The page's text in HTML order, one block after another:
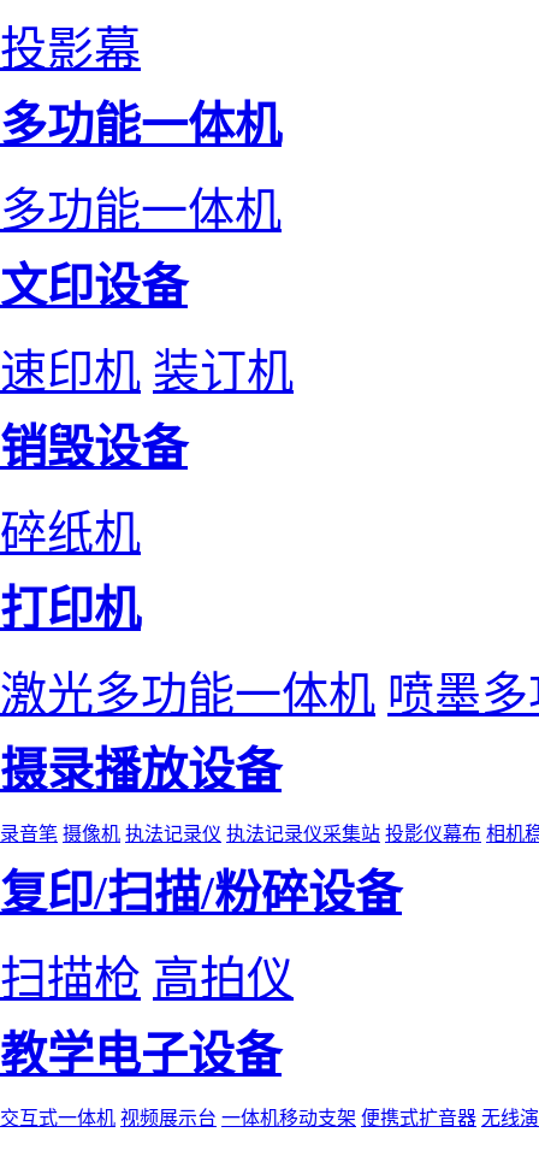
投影幕
多功能一体机
多功能一体机
文印设备
速印机 装订机
销毁设备
碎纸机
打印机
激光多功能一体机 喷墨
摄录播放设备
录音笔 摄像机 执法记录仪 执法记录仪采集站 投影仪幕布 相机
复印/扫描/粉碎设备
扫描枪 高拍仪
教学电子设备
交互式一体机 视频展示台 一体机移动支架 便携式扩音器 无线